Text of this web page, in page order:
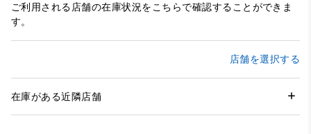
ご利用される店舗の在庫状況をこちらで確認することができま
す。
店舗を選択する
在庫がある近隣店舗